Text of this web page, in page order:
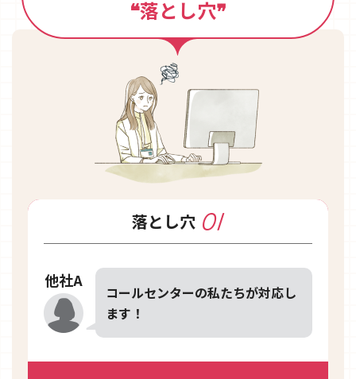
❝落とし穴❞
落とし穴 01
他社A
コールセンターの私たちが対応し
ます！